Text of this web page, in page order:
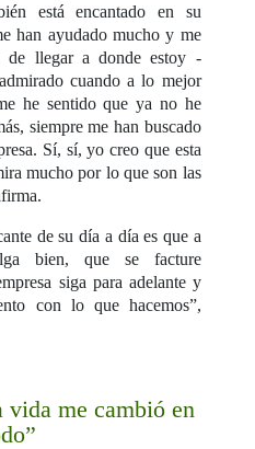
está encantado en su
han ayudado mucho y me
de llegar a donde estoy -
cuando a lo mejor
he sentido que ya no he
siempre me han buscado
Sí, sí, yo creo que esta
mucho por lo que son las
de su día a día es que a
bien, que se facture
siga para adelante y
con lo que hacemos”,
me cambió en